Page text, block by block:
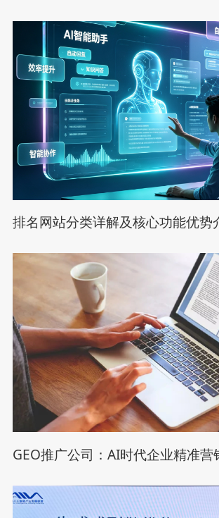
排名网站分类详解及核心功能优势
GEO推广公司：AI时代企业精准营